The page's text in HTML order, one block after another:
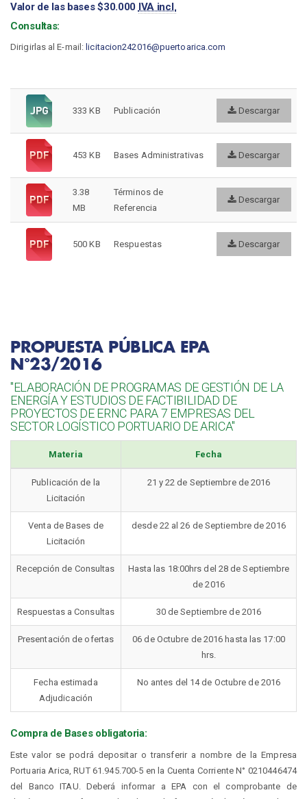
Valor de las bases $30.000 IVA incl.
Consultas:
Dirigirlas al E-mail: licitacion242016@puertoarica.com
333 KB Publicación Descargar
453 KB Bases Administrativas Descargar
3.38
MB
Términos de
Referencia
Descargar
500 KB Respuestas Descargar
PROPUESTA PÚBLICA EPA
N°23/2016
"ELABORACIÓN DE PROGRAMAS DE GESTIÓN DE LA
ENERGÍA Y ESTUDIOS DE FACTIBILIDAD DE
PROYECTOS DE ERNC PARA 7 EMPRESAS DEL
SECTOR LOGÍSTICO PORTUARIO DE ARICA"
Materia Fecha
Publicación de la
Licitación
21 y 22 de Septiembre de 2016
Venta de Bases de
Licitación
desde 22 al 26 de Septiembre de 2016
Recepción de Consultas
Hasta las 18:00hrs del 28 de Septiembre
de 2016
Respuestas a Consultas 30 de Septiembre de 2016
Presentación de ofertas
06 de Octubre de 2016 hasta las 17:00
hrs.
Fecha estimada
Adjudicación
No antes del 14 de Octubre de 2016
Compra de Bases obligatoria:
Este valor se podrá depositar o transferir a nombre de la Empresa
Portuaria Arica, RUT 61.945.700-5 en la Cuenta Corriente N° 0210446474
del Banco ITAU. Deberá informar a EPA con el comprobante de